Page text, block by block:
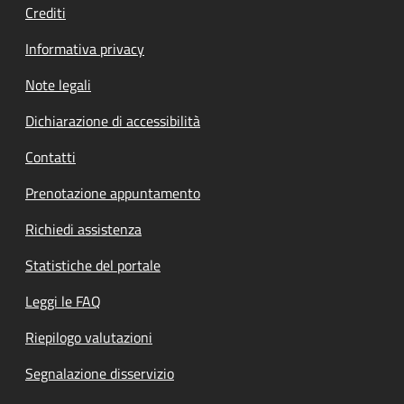
Crediti
Informativa privacy
Note legali
Dichiarazione di accessibilità
Contatti
Prenotazione appuntamento
Richiedi assistenza
Statistiche del portale
Leggi le FAQ
Riepilogo valutazioni
Segnalazione disservizio